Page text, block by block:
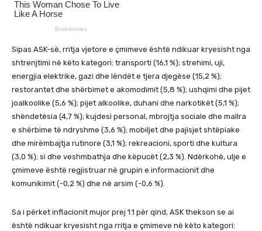
Sipas ASK-së, rritja vjetore e çmimeve është ndikuar kryesisht nga
shtrenjtimi në këto kategori: transporti (16,1 %); strehimi, uji,
energjia elektrike, gazi dhe lëndët e tjera djegëse (15,2 %);
restorantet dhe shërbimet e akomodimit (5,8 %); ushqimi dhe pijet
joalkoolike (5,6 %); pijet alkoolike, duhani dhe narkotikët (5,1 %);
shëndetësia (4,7 %); kujdesi personal, mbrojtja sociale dhe mallra
e shërbime të ndryshme (3,6 %); mobiljet dhe pajisjet shtëpiake
dhe mirëmbajtja rutinore (3,1 %); rekreacioni, sporti dhe kultura
(3,0 %); si dhe veshmbathja dhe këpucët (2,3 %). Ndërkohë, ulje e
çmimeve është regjistruar në grupin e informacionit dhe
komunikimit (-0,2 %) dhe në arsim (-0,6 %).
Sa i përket inflacionit mujor prej 1.1 për qind, ASK thekson se ai
është ndikuar kryesisht nga rritja e çmimeve në këto kategori: